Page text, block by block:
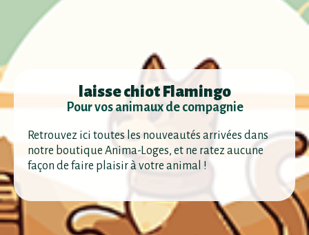
laisse chiot Flamingo
Pour vos animaux de compagnie
Retrouvez ici toutes les nouveautés arrivées dans
notre boutique Anima-Loges, et ne ratez aucune
façon de faire plaisir à votre animal !